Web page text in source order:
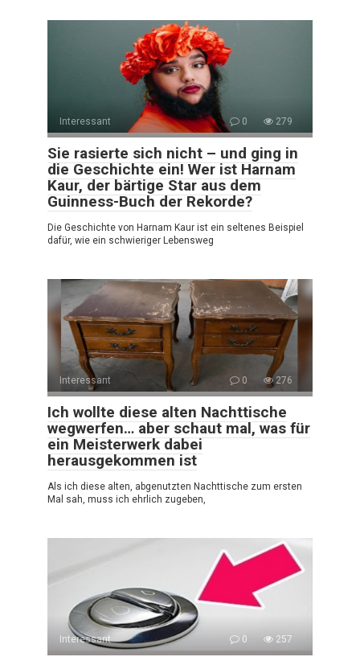
Interessant 0 279
Sie rasierte sich nicht – und ging in
die Geschichte ein! Wer ist Harnam
Kaur, der bärtige Star aus dem
Guinness-Buch der Rekorde?
Die Geschichte von Harnam Kaur ist ein seltenes Beispiel
dafür, wie ein schwieriger Lebensweg
Interessant 0 276
Ich wollte diese alten Nachttische
wegwerfen… aber schaut mal, was für
ein Meisterwerk dabei
herausgekommen ist
Als ich diese alten, abgenutzten Nachttische zum ersten
Mal sah, muss ich ehrlich zugeben,
Interessant 0 257